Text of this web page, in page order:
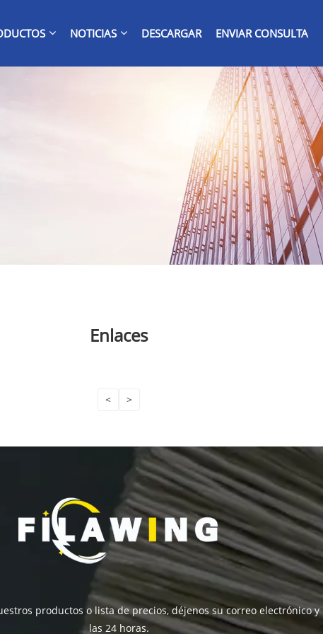
NOTICIAS DESCARGAR ENVIAR CONSULTA
Enlaces
< >
productos o lista de precios, déjenos su correo electrónico
las 24 horas.